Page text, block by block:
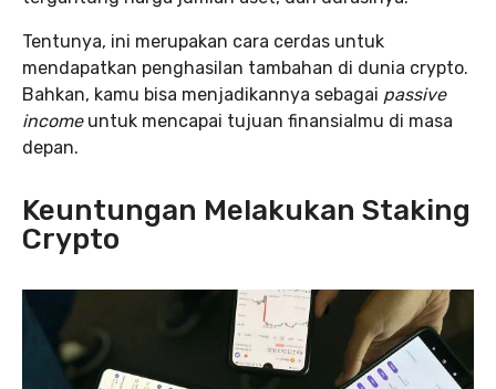
Tentunya, ini merupakan cara cerdas untuk
mendapatkan penghasilan tambahan di dunia crypto.
Bahkan, kamu bisa menjadikannya sebagai passive
incomeuntuk mencapai tujuan finansialmu di masa
depan.
Keuntungan Melakukan Staking
Crypto